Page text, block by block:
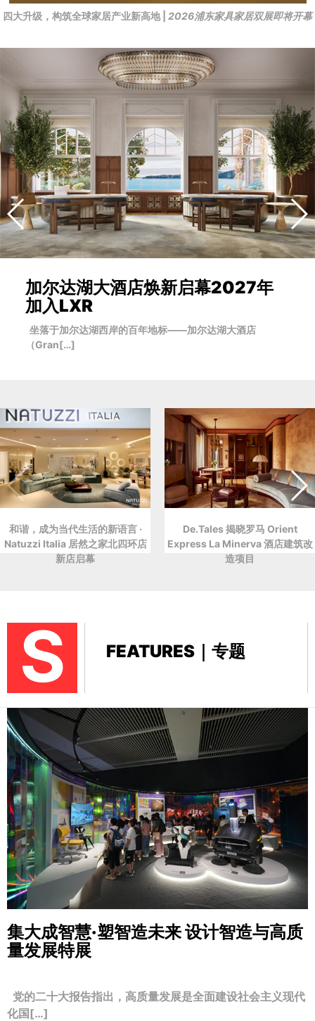
四大升级，构筑全球家居产业新高地 | 2026浦东家具家居双展即将开幕
加尔达湖大酒店焕新启幕2027年
加入LXR
坐落于加尔达湖西岸的百年地标——加尔达湖大酒店
（Gran[…]
和谐，成为当代生活的新语言 ·
Natuzzi Italia 居然之家北四环店
新店启幕
De.Tales 揭晓罗马 Orient
Express La Minerva 酒店建筑改
造项目
S FEATURES｜专题
集大成智慧·塑智造未来设计智造与高质
量发展特展
党的二十大报告指出，高质量发展是全面建设社会主义现代
化国[…]